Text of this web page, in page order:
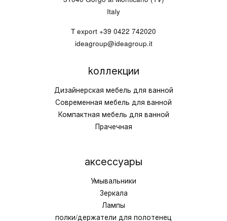
Italy
T export +39 0422 742020
ideagroup@ideagroup.it
kоллекции
Дизайнерская мебель для ванной
Современная мебель для ванной
Компактная мебель для ванной
Прачечная
аксессуары
Умывальники
Зеркала
Лампы
полки/держатели для полотенец